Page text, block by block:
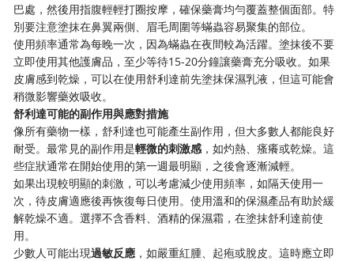
巴處，然後用指腹輕輕打圈按摩，確保藥膏均勻覆蓋整個面部。特
別要注意塗抹在鼻翼兩側、眉毛周圍等蟎蟲容易聚集的部位。
使用頻率通常為每晚一次，因為蟎蟲在夜間較為活躍。塗抹後不要
立即使用其他護膚品，至少等待15-20分鐘讓藥膏充分吸收。如果
皮膚感到乾燥，可以在使用舒利達前先塗抹保濕乳液，但這可能會
稍微影響藥效吸收。
舒利達可能的副作用與應對措施
像所有藥物一樣，舒利達也可能產生副作用，但大多數人都能良好
耐受。最常見的副作用是輕微的刺激感 ，如灼熱、瘙癢或乾燥。這
些症狀通常在開始使用的第一週最明顯，之後會逐漸減輕。
如果出現較明顯的刺激，可以考慮減少使用頻率，如隔天使用一
次，待皮膚適應後再恢復每日使用。使用溫和的保濕產品有助於緩
解乾燥不適。選擇不含香料、酒精的保濕霜，在塗抹舒利達前使
用。
少數人可能出現過敏反應 ，如嚴重紅腫、起疱或脫皮。這時應立即